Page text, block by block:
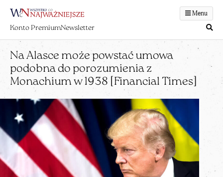
Menu
Konto PremiumNewsletter
Na Alasce może powstać umowa
podobna do porozumienia z
Monachium w 1938 [Financial Times]